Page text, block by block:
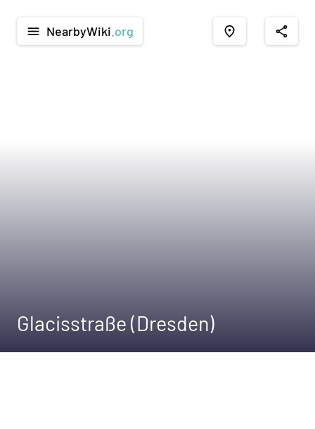
menu NearbyWiki .org place share
Glacisstraße (Dresden)